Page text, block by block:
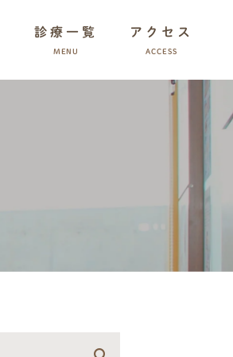
診療一覧
MENU
アクセス
ACCESS